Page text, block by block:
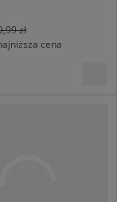
zł
cena